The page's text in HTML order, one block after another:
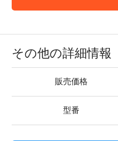
その他の詳細情報
販売価格
型番